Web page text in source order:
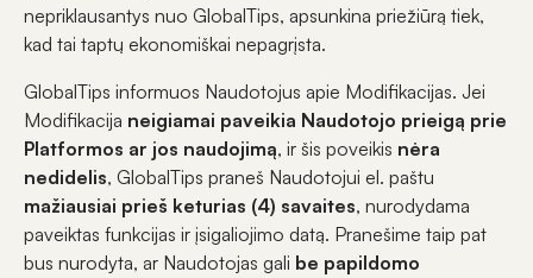
nepriklausantys nuo GlobalTips, apsunkina priežiūrą tiek,
kad tai taptų ekonomiškai nepagrįsta.
GlobalTips informuos Naudotojus apie Modifikacijas. Jei
Modifikacija neigiamai paveikia Naudotojo prieigą prie
Platformos ar jos naudojimą, ir šis poveikis nėra
nedidelis, GlobalTips praneš Naudotojui el. paštu
mažiausiai prieš keturias (4) savaites, nurodydama
paveiktas funkcijas ir įsigaliojimo datą. Pranešime taip pat
bus nurodyta, ar Naudotojas gali be papildomo